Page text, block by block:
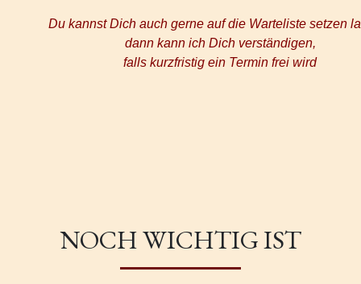
Du kannst Dich auch gerne auf die Warteliste setzen
dann kann ich Dich verständigen,
falls kurzfristig ein Termin frei wird
NOCH WICHTIG IST